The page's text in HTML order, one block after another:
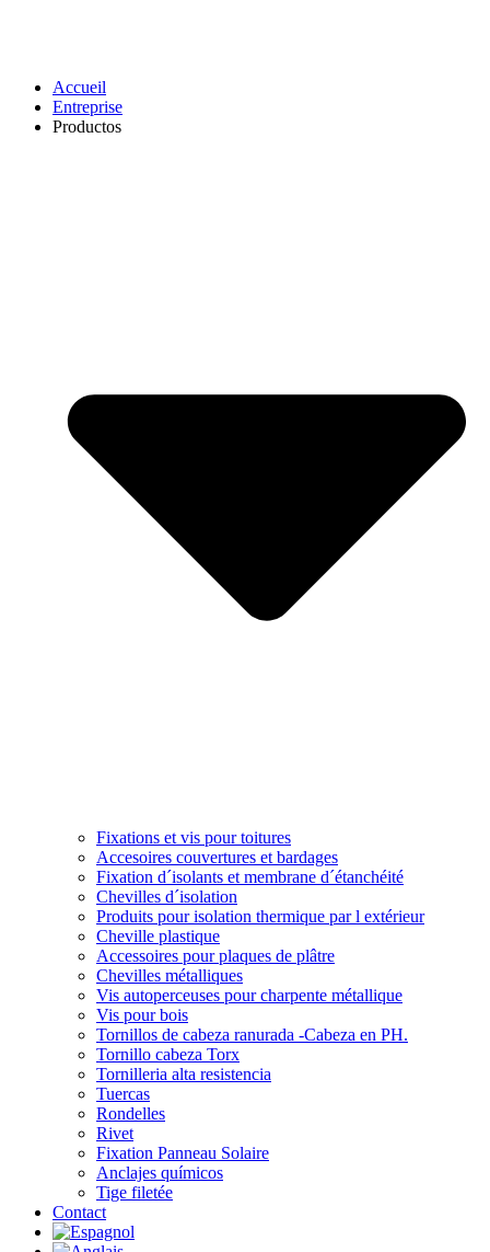
Accueil
Entreprise
Productos
Fixations et vis pour toitures
Accesoires couvertures et bardages
Fixation d´isolants et membrane d´étanchéité
Chevilles d´isolation
Produits pour isolation thermique par l extérieur
Cheville plastique
Accessoires pour plaques de plâtre
Chevilles métalliques
Vis autoperceuses pour charpente métallique
Vis pour bois
Tornillos de cabeza ranurada -Cabeza en PH.
Tornillo cabeza Torx
Tornilleria alta resistencia
Tuercas
Rondelles
Rivet
Fixation Panneau Solaire
Anclajes químicos
Tige filetée
Contact